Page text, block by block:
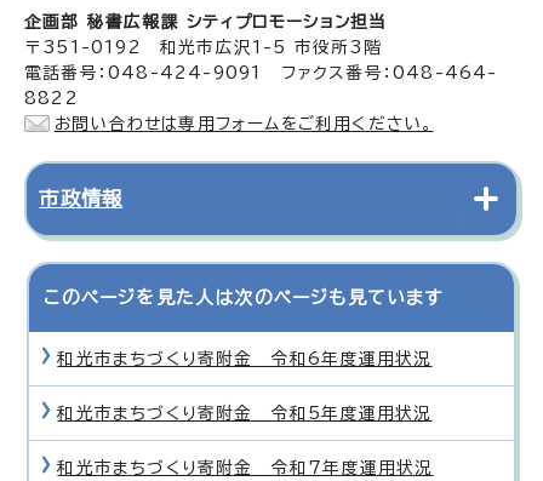
企画部 秘書広報課 シティプロモーション担当
〒351-0192 和光市広沢1-5 市役所3階
電話番号：048-424-9091 ファクス番号：048-464-
8822
お問い合わせは専用フォームをご利用ください。
市政情報
このページを見た人は次のページも見ています
和光市まちづくり寄附金 令和6年度運用状況
和光市まちづくり寄附金 令和5年度運用状況
和光市まちづくり寄附金 令和7年度運用状況